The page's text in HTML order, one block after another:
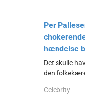
Per
hændelse
Det skulle
den
Celebrity